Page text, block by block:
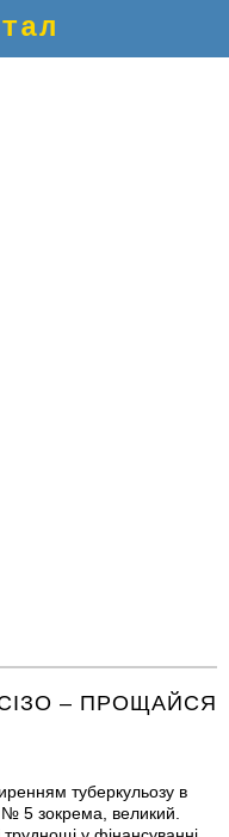
– ПРОЩАЙСЯ
туберкульозу в
№ 5 зокрема, великий.